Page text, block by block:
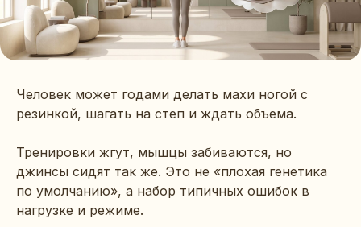
Человек может годами делать махи ногой с
резинкой, шагать на степ и ждать объема.
Тренировки жгут, мышцы забиваются, но
джинсы сидят так же. Это не «плохая генетика
по умолчанию», а набор типичных ошибок в
нагрузке и режиме.